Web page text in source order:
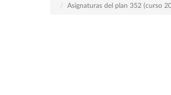
Asignaturas del plan 352 (curso